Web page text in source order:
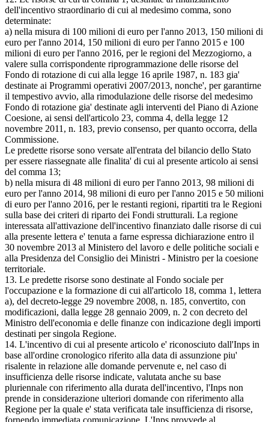
dell'incentivo straordinario di cui al medesimo comma, sono
determinate:
a) nella misura di 100 milioni di euro per l'anno 2013, 150 milioni di
euro per l'anno 2014, 150 milioni di euro per l'anno 2015 e 100
milioni di euro per l'anno 2016, per le regioni del Mezzogiorno, a
valere sulla corrispondente riprogrammazione delle risorse del
Fondo di rotazione di cui alla legge 16 aprile 1987, n. 183 gia'
destinate ai Programmi operativi 2007/2013, nonche', per garantirne
il tempestivo avvio, alla rimodulazione delle risorse del medesimo
Fondo di rotazione gia' destinate agli interventi del Piano di Azione
Coesione, ai sensi dell'articolo 23, comma 4, della legge 12
novembre 2011, n. 183, previo consenso, per quanto occorra, della
Commissione.
Le predette risorse sono versate all'entrata del bilancio dello Stato
per essere riassegnate alle finalita' di cui al presente articolo ai sensi
del comma 13;
b) nella misura di 48 milioni di euro per l'anno 2013, 98 milioni di
euro per l'anno 2014, 98 milioni di euro per l'anno 2015 e 50 milioni
di euro per l'anno 2016, per le restanti regioni, ripartiti tra le Regioni
sulla base dei criteri di riparto dei Fondi strutturali. La regione
interessata all'attivazione dell'incentivo finanziato dalle risorse di cui
alla presente lettera e' tenuta a farne espressa dichiarazione entro il
30 novembre 2013 al Ministero del lavoro e delle politiche sociali e
alla Presidenza del Consiglio dei Ministri - Ministro per la coesione
territoriale.
13. Le predette risorse sono destinate al Fondo sociale per
l'occupazione e la formazione di cui all'articolo 18, comma 1, lettera
a), del decreto-legge 29 novembre 2008, n. 185, convertito, con
modificazioni, dalla legge 28 gennaio 2009, n. 2 con decreto del
Ministro dell'economia e delle finanze con indicazione degli importi
destinati per singola Regione.
14. L'incentivo di cui al presente articolo e' riconosciuto dall'Inps in
base all'ordine cronologico riferito alla data di assunzione piu'
risalente in relazione alle domande pervenute e, nel caso di
insufficienza delle risorse indicate, valutata anche su base
pluriennale con riferimento alla durata dell'incentivo, l'Inps non
prende in considerazione ulteriori domande con riferimento alla
Regione per la quale e' stata verificata tale insufficienza di risorse,
fornendo immediata comunicazione. L'Inps provvede al